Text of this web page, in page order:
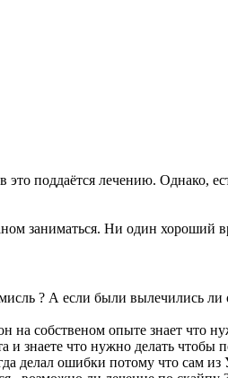
поддаётся лечению. Однако,
заниматься. Ни один хороший
? А если были вылечились ли
на собственом опыте знает что
знаете что нужно делать чтобы
делал ошибки потому что сам